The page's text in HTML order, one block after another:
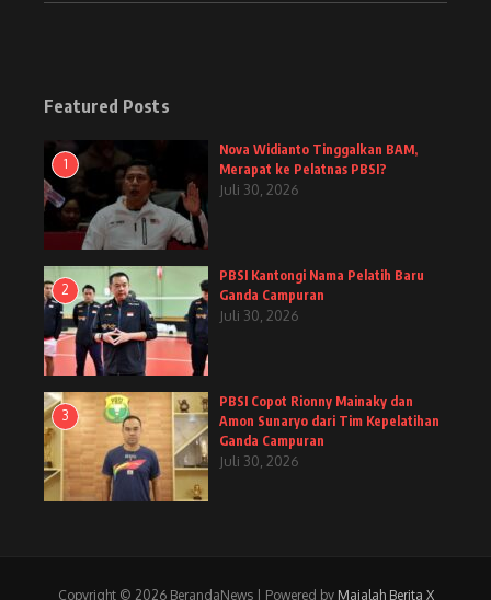
Featured Posts
1
Nova Widianto Tinggalkan BAM,
Merapat ke Pelatnas PBSI?
Juli 30, 2026
2
PBSI Kantongi Nama Pelatih Baru
Ganda Campuran
Juli 30, 2026
3
PBSI Copot Rionny Mainaky dan
Amon Sunaryo dari Tim Kepelatihan
Ganda Campuran
Juli 30, 2026
Copyright © 2026 BerandaNews | Powered by Majalah Berita X